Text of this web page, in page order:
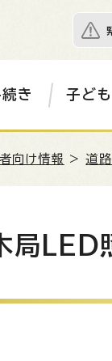
続き 子ども
向け情報 >道路
局LED